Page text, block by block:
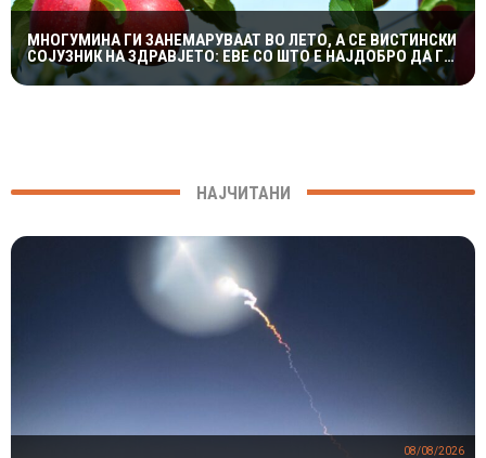
МНОГУМИНА ГИ ЗАНЕМАРУВААТ ВО ЛЕТО, А СЕ ВИСТИНСКИ
СОЈУЗНИК НА ЗДРАВЈЕТО: ЕВЕ СО ШТО Е НАЈДОБРО ДА ГИ
КОМБИНИРАТЕ ЈАБОЛКАТА
НАЈЧИТАНИ
08/08/2026